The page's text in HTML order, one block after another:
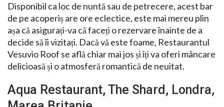
Disponibil ca loc de nuntă sau de petrecere, acest bar
de pe acoperiș are ore eclectice, este mai mereu plin
așa că asigurați-va că faceți o rezervare înainte de a
decide să îi vizitați. Dacă vă este foame, Restaurantul
Vesuvio Roof se află chiar mai jos și îți va oferi mâncare
delicioasă și o atmosferă romantică de neuitat.
Aqua Restaurant, The Shard, Londra,